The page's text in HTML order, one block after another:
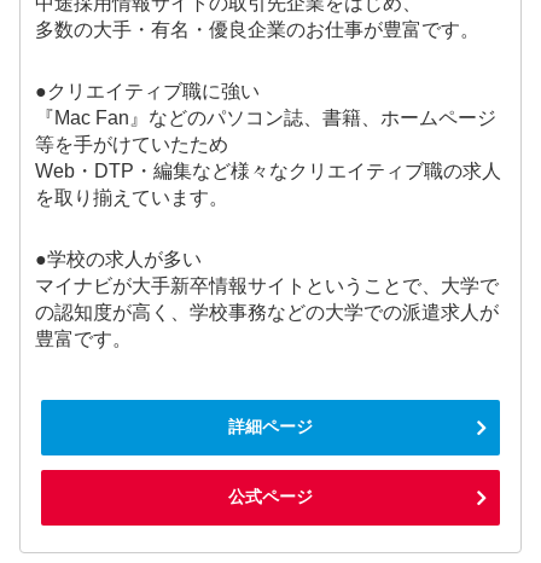
多数の大手・有名・優良企業のお仕事が豊富です。
●クリエイティブ職に強い
『Mac Fan』などのパソコン誌、書籍、ホームページ
等を手がけていたため
Web・DTP・編集など様々なクリエイティブ職の求人
を取り揃えています。
●学校の求人が多い
マイナビが大手新卒情報サイトということで、大学で
の認知度が高く、学校事務などの大学での派遣求人が
豊富です。
詳細ページ
公式ページ